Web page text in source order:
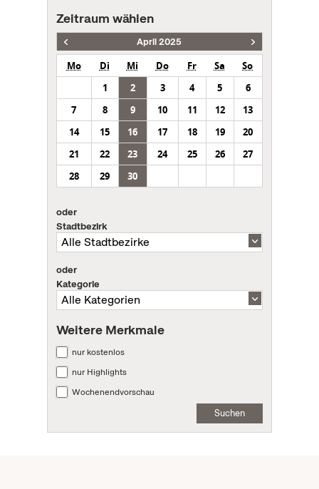
Zeitraum wählen
April 2025
Mo Di Mi Do Fr Sa
So
1
2 3 4 5
6
7
8 9 10 11 12
13
14
15 16 17 18 19
20
21
22 23 24 25 26
27
28
29 30
oder
Stadtbezirk
oder
Kategorie
Weitere Merkmale
nur kostenlos
nur Highlights
Wochenendvorschau
Suchen